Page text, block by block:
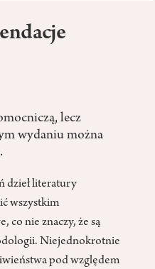
lecz
wydaniu można
dzieł literatury
wszystkim
co nie znaczy, że są
Niejednokrotnie
pod względem